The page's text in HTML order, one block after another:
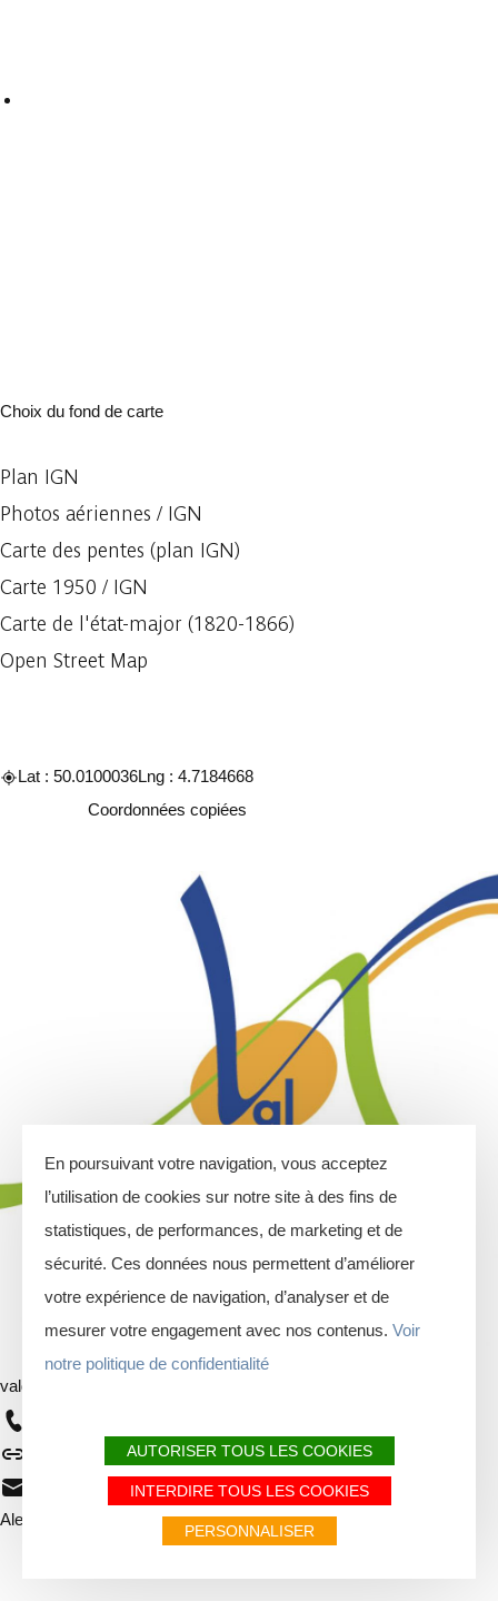
Choix du fond de carte
Plan IGN
Photos aériennes / IGN
Carte des pentes (plan IGN)
Carte 1950 / IGN
Carte de l'état-major (1820-1866)
Open Street Map
Lat : 50.0100036Lng : 4.7184668
Coordonnées copiées
valdardenne
https://www.valdardennetourisme.com
info@valdardenne.com
Alerte
En poursuivant votre navigation, vous acceptez
l’utilisation de cookies sur notre site à des fins de
statistiques, de performances, de marketing et de
sécurité. Ces données nous permettent d’améliorer
votre expérience de navigation, d’analyser et de
mesurer votre engagement avec nos contenus. Voir
notre politique de confidentialité
AUTORISER TOUS LES COOKIES
INTERDIRE TOUS LES COOKIES
PERSONNALISER